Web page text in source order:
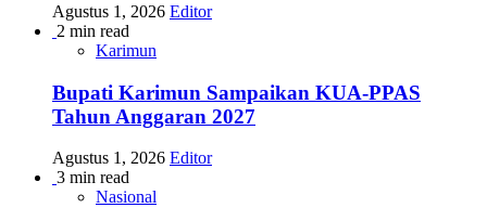
Agustus 1, 2026 Editor
2 min read
Karimun
Bupati Karimun Sampaikan KUA-PPAS
Tahun Anggaran 2027
Agustus 1, 2026 Editor
3 min read
Nasional